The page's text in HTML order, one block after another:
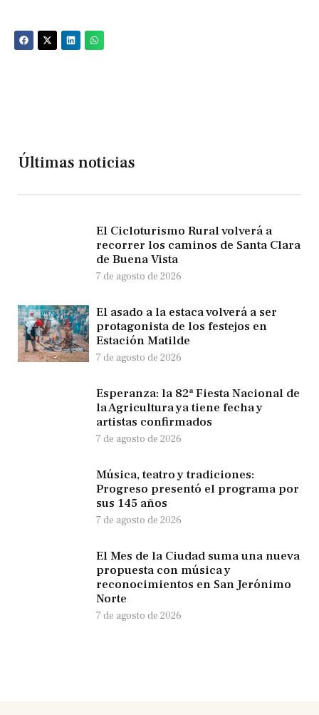
Últimas noticias
El Cicloturismo Rural volverá a
recorrer los caminos de Santa Clara
de Buena Vista
7 de agosto de 2026
El asado a la estaca volverá a ser
protagonista de los festejos en
Estación Matilde
7 de agosto de 2026
Esperanza: la 82ª Fiesta Nacional de
la Agricultura ya tiene fecha y
artistas confirmados
7 de agosto de 2026
Música, teatro y tradiciones:
Progreso presentó el programa por
sus 145 años
7 de agosto de 2026
El Mes de la Ciudad suma una nueva
propuesta con música y
reconocimientos en San Jerónimo
Norte
7 de agosto de 2026